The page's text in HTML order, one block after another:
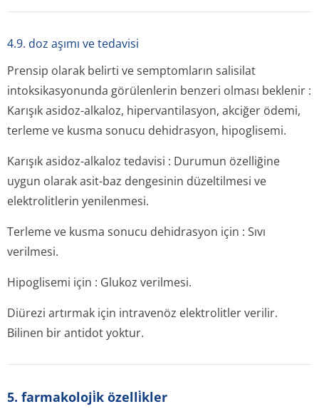
4.9. doz aşımı ve tedavisi
Prensip olarak belirti ve semptomların salisilat
intoksikasyonunda görülenlerin benzeri olması beklenir :
Karışık asidoz-alkaloz, hipervantilasyon, akciğer ödemi,
terleme ve kusma sonucu dehidrasyon, hipoglisemi.
Karışık asidoz-alkaloz tedavisi : Durumun özelliğine
uygun olarak asit-baz dengesinin düzeltilmesi ve
elektrolitlerin yenilenmesi.
Terleme ve kusma sonucu dehidrasyon için : Sıvı
verilmesi.
Hipoglisemi için : Glukoz verilmesi.
Diürezi artırmak için intravenöz elektrolitler verilir.
Bilinen bir antidot yoktur.
5. farmakoloji̇k özelli̇kler